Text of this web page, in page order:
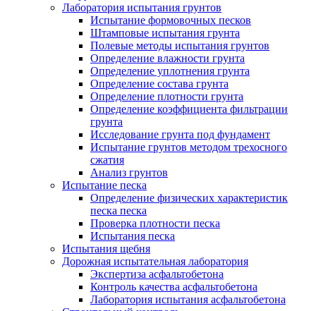
Лаборатория испытания грунтов
Испытание формовочных песков
Штамповые испытания грунта
Полевые методы испытания грунтов
Определение влажности грунта
Определение уплотнения грунта
Определение состава грунта
Определение плотности грунта
Определение коэффициента фильтрации
грунта
Исследование грунта под фундамент
Испытание грунтов методом трехосного
сжатия
Анализ грунтов
Испытание песка
Определение физических характеристик
песка песка
Проверка плотности песка
Испытания песка
Испытания щебня
Дорожная испытательная лаборатория
Экспертиза асфальтобетона
Контроль качества асфальтобетона
Лаборатория испытания асфальтобетона